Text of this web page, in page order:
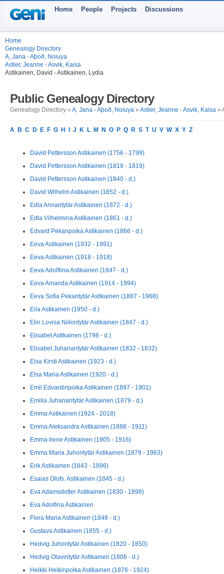
Home People Projects Discussions
Home
Genealogy Directory
A, Jana - Aþoð, Noiuya
Astier, Jeanne - Asvik, Kaisa
Astikainen, David - Astikainen, Lydia
Public Genealogy Directory
Genealogy Directory » A, Jana - Aþoð, Noiuya » Astier, Jeanne - Asvik, Kaisa »
A B C D E F G H J K L M N O P Q R S T U V W X Y Z
David Pettersson Astikainen (1756 - 1799)
David Pettersson Astikainen (1819 - 1819)
David Pettersson Astikainen (1840 - d.)
David Wilhelm Astikainen (1852 - d.)
Edla Annantytär Astikainen (1872 - d.)
Edla Vilhelmina Astikainen (1861 - d.)
Edvard Pekanpoika Astikainen (1866 - d.)
Eeva Astikainen (1932 - 1991)
Eeva Astikainen (1918 - 1918)
Eeva Adolfiina Astikainen (1847 - d.)
Eeva Amanda Astikainen (1914 - 1994)
Eeva Sofia Pekantytär Astikainen (1887 - 1968)
Eila Astikainen (1950 - d.)
Elin Lovisa Niilontytär Astikainen (1847 - d.)
Elisabet Astikainen (1798 - d.)
Elisabet Juhanantytär Astikainen (1832 - 1832)
Elsa Kirsti Astikainen (1923 - d.)
Elsa Maria Astikainen (1920 - d.)
Emil Edvardinpoika Astikainen (1897 - 1901)
Emilia Juhanantytär Astikainen (1879 - d.)
Emma Astikainen (1924 - 2018)
Emma Aleksandra Astikainen (1888 - 1911)
Emma Irene Astikainen (1905 - 1916)
Emma Maria Juhontytär Astikainen (1879 - 1963)
Erik Astikainen (1843 - 1896)
Esaias Olofs. Astikainen (1845 - d.)
Eva Adamsdotter Astikainen (1830 - 1898)
Eva Adolfina Astikainen
Flora Maria Astikainen (1848 - d.)
Gustava Astikainen (1855 - d.)
Hedvig Juhontytär Astikainen (1820 - 1850)
Hedvig Olavintytär Astikainen (1806 - d.)
Heikki Heikinpoika Astikainen (1876 - 1924)